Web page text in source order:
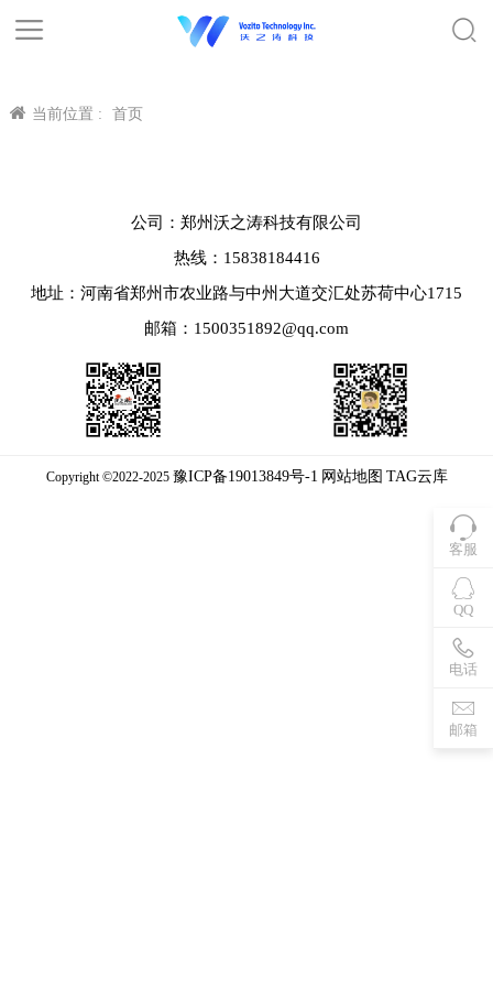
当前位置 : 首页
客服
QQ
电话
邮箱
公司：郑州沃之涛科技有限公司
热线：15838184416
地址：河南省郑州市农业路与中州大道交汇处苏荷中心1715
邮箱：1500351892@qq.com
Copyright ©2022-2025 豫ICP备19013849号-1 网站地图 TAG云库